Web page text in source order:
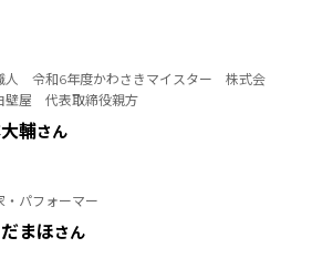
人 令和6年度かわさきマイスター 株式会
屋 代表取締役親方
輔さん
・パフォーマー
まほさん